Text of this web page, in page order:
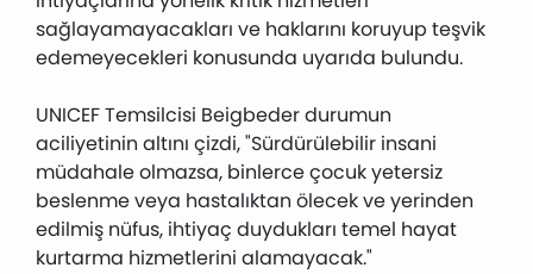
sağlayamayacakları ve haklarını koruyup teşvik
edemeyecekleri konusunda uyarıda bulundu.
UNICEF Temsilcisi Beigbeder durumun
aciliyetinin altını çizdi, "Sürdürülebilir insani
müdahale olmazsa, binlerce çocuk yetersiz
beslenme veya hastalıktan ölecek ve yerinden
edilmiş nüfus, ihtiyaç duydukları temel hayat
kurtarma hizmetlerini alamayacak."